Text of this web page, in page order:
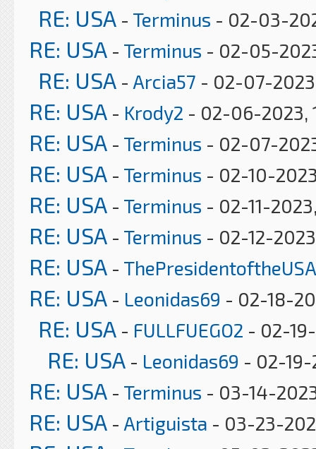
RE: USA - Terminus - 02-03-
RE: USA - Terminus - 02-05-
RE: USA - Arcia57 - 02-07-
RE: USA - Krody2 - 02-06-2023,
RE: USA - Terminus - 02-07-
RE: USA - Terminus - 02-10-
RE: USA - Terminus - 02-11-
RE: USA - Terminus - 02-12-
RE: USA - ThePresidentoftheUSA
RE: USA - Leonidas69 - 02-18-
RE: USA - FULLFUEGO2 - 02-19-
RE: USA - Leonidas69 - 02-
RE: USA - Terminus - 03-14-
RE: USA - Artiguista - 03-23-